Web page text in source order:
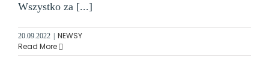
Wszystko za [...]
20.09.2022
NEWSY
Read More